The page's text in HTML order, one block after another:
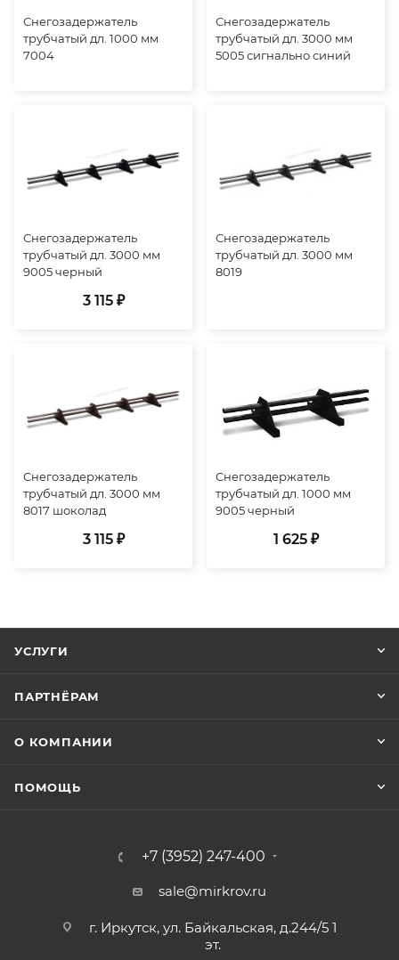
Снегозадержатель
трубчатый дл. 1000 мм
7004
Снегозадержатель
трубчатый дл. 3000 мм
5005 сигнально синий
Снегозадержатель
трубчатый дл. 3000 мм
9005 черный
3 115 ₽
Снегозадержатель
трубчатый дл. 3000 мм
8019
Снегозадержатель
трубчатый дл. 3000 мм
8017 шоколад
3 115 ₽
Снегозадержатель
трубчатый дл. 1000 мм
9005 черный
1 625 ₽
УСЛУГИ
ПАРТНЁРАМ
О КОМПАНИИ
ПОМОЩЬ
+7 (3952) 247-400
sale@mirkrov.ru
г. Иркутск, ул. Байкальская, д.244/5 1
эт.